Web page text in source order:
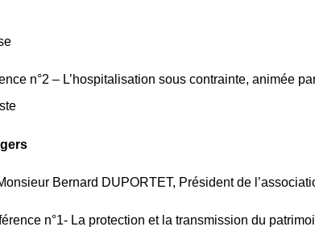
n°2 – L’hospitalisation sous contrainte, animée
Bernard DUPORTET, Président de
n°1- La protection et la transmission du